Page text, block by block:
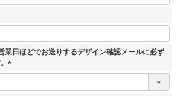
業日ほどでお送りするデザイン確認メールに必ず
(